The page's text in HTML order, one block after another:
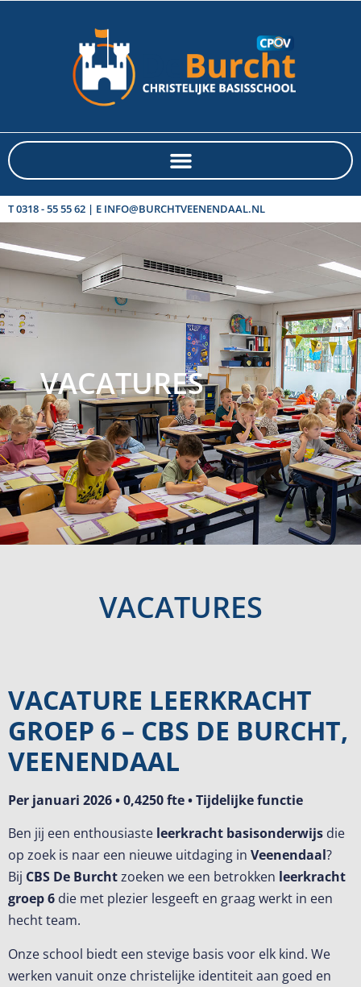
T 0318 - 55 55 62 | E INFO@BURCHTVEENENDAAL.NL
VACATURES
VACATURES
VACATURE LEERKRACHT
GROEP 6 – CBS DE BURCHT,
VEENENDAAL
Per januari 2026 • 0,4250 fte • Tijdelijke functie
Ben jij een enthousiaste leerkracht basisonderwijs die
op zoek is naar een nieuwe uitdaging in Veenendaal?
Bij CBS De Burchtzoeken we een betrokken leerkracht
groep 6 die met plezier lesgeeft en graag werkt in een
hecht team.
Onze school biedt een stevige basis voor elk kind. We
werken vanuit onze christelijke identiteit aan goed en